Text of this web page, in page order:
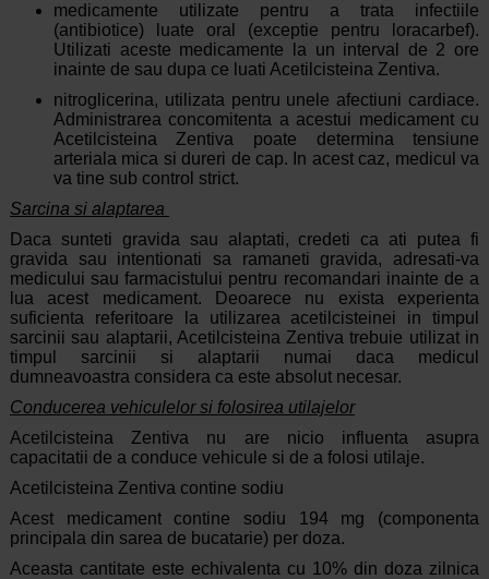
medicamente utilizate pentru a trata infectiile
(antibiotice) luate oral (exceptie pentru loracarbef).
Utilizati aceste medicamente la un interval de 2 ore
inainte de sau dupa ce luati Acetilcisteina Zentiva.
nitroglicerina, utilizata pentru unele afectiuni cardiace.
Administrarea concomitenta a acestui medicament cu
Acetilcisteina Zentiva poate determina tensiune
arteriala mica si dureri de cap. In acest caz, medicul va
va tine sub control strict.
Sarcina si alaptarea
Daca sunteti gravida sau alaptati, credeti ca ati putea fi
gravida sau intentionati sa ramaneti gravida, adresati-va
medicului sau farmacistului pentru recomandari inainte de a
lua acest medicament. Deoarece nu exista experienta
suficienta referitoare la utilizarea acetilcisteinei in timpul
sarcinii sau alaptarii, Acetilcisteina Zentiva trebuie utilizat in
timpul sarcinii si alaptarii numai daca medicul
dumneavoastra considera ca este absolut necesar.
Conducerea vehiculelor si folosirea utilajelor
Acetilcisteina Zentiva nu are nicio influenta asupra
capacitatii de a conduce vehicule si de a folosi utilaje.
Acetilcisteina Zentiva contine sodiu
Acest medicament contine sodiu 194 mg (componenta
principala din sarea de bucatarie) per doza.
Aceasta cantitate este echivalenta cu 10% din doza zilnica